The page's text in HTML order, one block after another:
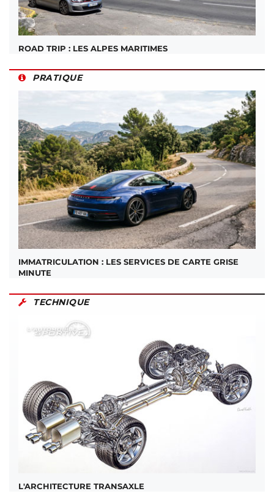
ROAD TRIP : LES ALPES MARITIMES
PRATIQUE
IMMATRICULATION : LES SERVICES DE CARTE GRISE
MINUTE
TECHNIQUE
L'ARCHITECTURE TRANSAXLE